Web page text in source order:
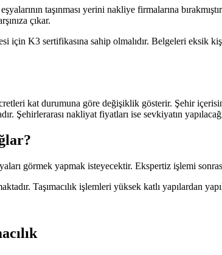
taşınması yerini nakliye firmalarına
çıkar.
için K3 sertifikasına sahip olmalıdır. Belgeleri
kat durumuna göre değişiklik gösterir. Şehir
Şehirlerarası nakliyat fiyatları ise sevkiyatın
görmek yapmak isteyecektir. Ekspertiz işlemi
Taşımacılık işlemleri yüksek katlı yapılardan